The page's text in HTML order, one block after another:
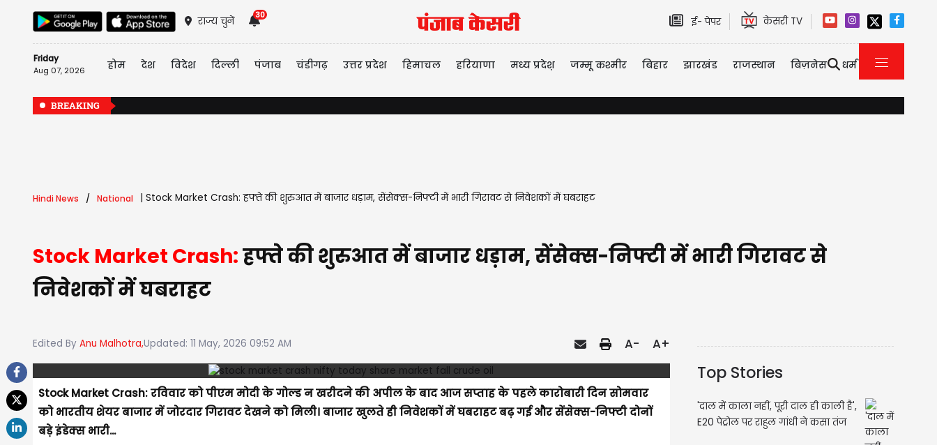
राज्य चुनें
30
ई- पेपर केसरी TV
Friday
Aug 07, 2026 होम देश विदेश दिल्ली पंजाब चंडीगढ़ उत्तर प्रदेश हिमाचल हरियाणा मध्य प्रदेश़ जम्मू कश्मीर बिहार झारखंड राजस्थान बिज़नेस धर्म
BREAKING
Hindi News National Stock Market Crash: हफ्ते की शुरुआत में बाजार धड़ाम, सेंसेक्स-निफ्टी में भारी गिरावट से निवेशकों में घबराहट
Stock Market Crash:हफ्ते की शुरुआत में बाजार धड़ाम, सेंसेक्स-निफ्टी में भारी गिरावट से
निवेशकों में घबराहट
Edited By Anu Malhotra,Updated: 11 May, 2026 09:52 AM A- A+
Stock Market Crash: रविवार को पीएम मोदी के गोल्ड न खरीदने की अपील के बाद आज सप्ताह के पहले कारोबारी दिन सोमवार
को भारतीय शेयर बाजार में जोरदार गिरावट देखने को मिली। बाजार खुलते ही निवेशकों में घबराहट बढ़ गई और सेंसेक्स-निफ्टी दोनों
बड़े इंडेक्स भारी...
Top Stories
'दाल में काला नहीं, पूरी दाल ही काली है',
E20 पेट्रोल पर राहुल गांधी ने कसा तंज